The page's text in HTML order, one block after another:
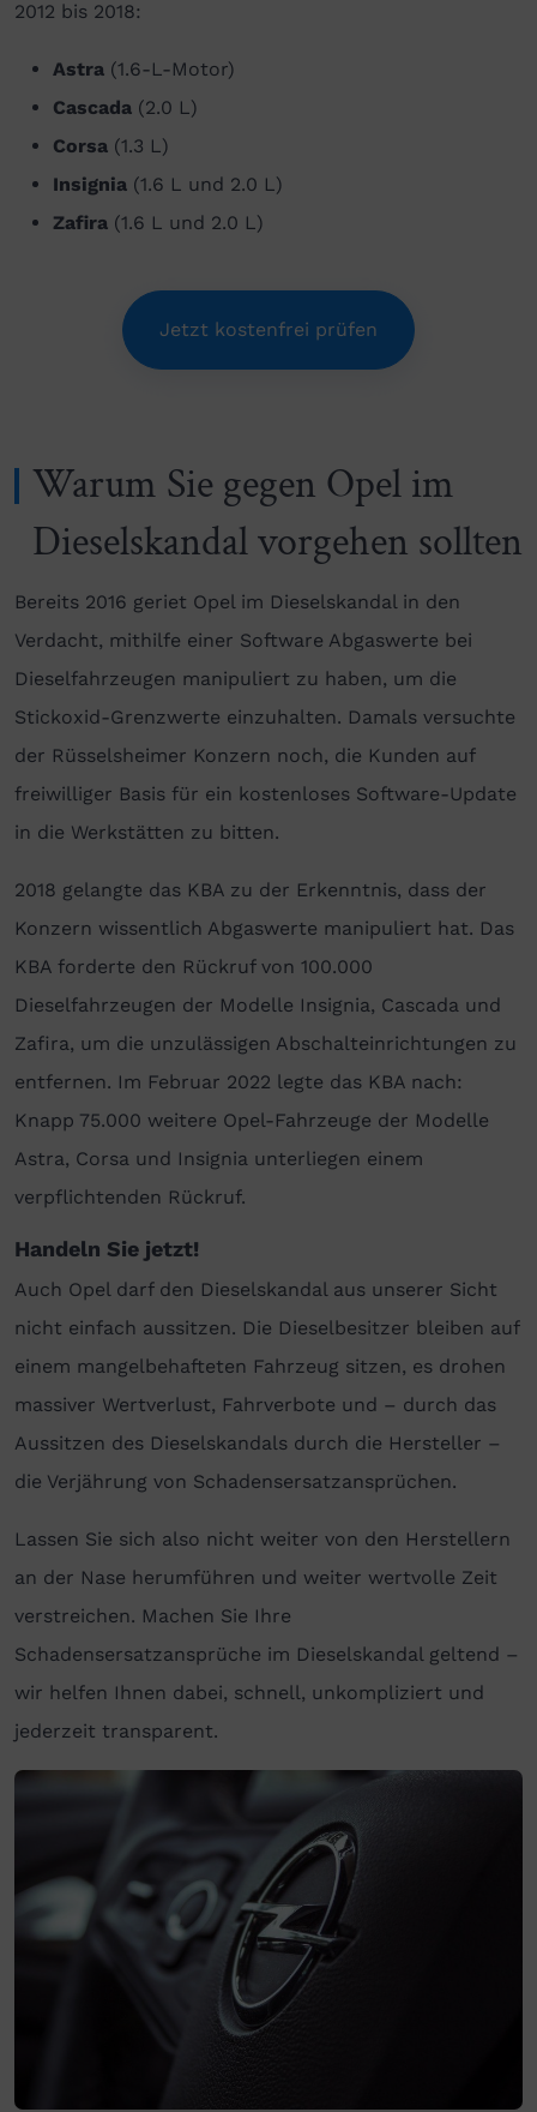
2012 bis 2018:
Astra (1.6-L-Motor)
Cascada (2.0 L)
Corsa (1.3 L)
Insignia (1.6 L und 2.0 L)
Zafira (1.6 L und 2.0 L)
Jetzt kostenfrei prüfen
Warum Sie gegen Opel im
Dieselskandal vorgehen sollten
Bereits 2016 geriet Opel im Dieselskandal in den
Verdacht, mithilfe einer Software Abgaswerte bei
Dieselfahrzeugen manipuliert zu haben, um die
Stickoxid-Grenzwerte einzuhalten. Damals versuchte
der Rüsselsheimer Konzern noch, die Kunden auf
freiwilliger Basis für ein kostenloses Software-Update
in die Werkstätten zu bitten.
2018 gelangte das KBA zu der Erkenntnis, dass der
Konzern wissentlich Abgaswerte manipuliert hat. Das
KBA forderte den Rückruf von 100.000
Dieselfahrzeugen der Modelle Insignia, Cascada und
Zafira, um die unzulässigen Abschalteinrichtungen zu
entfernen. Im Februar 2022 legte das KBA nach:
Knapp 75.000 weitere Opel-Fahrzeuge der Modelle
Astra, Corsa und Insignia unterliegen einem
verpflichtenden Rückruf.
Handeln Sie jetzt!
Auch Opel darf den Dieselskandal aus unserer Sicht
nicht einfach aussitzen. Die Dieselbesitzer bleiben auf
einem mangelbehafteten Fahrzeug sitzen, es drohen
massiver Wertverlust, Fahrverbote und – durch das
Aussitzen des Dieselskandals durch die Hersteller –
die Verjährung von Schadensersatzansprüchen.
Lassen Sie sich also nicht weiter von den Herstellern
an der Nase herumführen und weiter wertvolle Zeit
verstreichen. Machen Sie Ihre
Schadensersatzansprüche im Dieselskandal geltend –
wir helfen Ihnen dabei, schnell, unkompliziert und
jederzeit transparent.